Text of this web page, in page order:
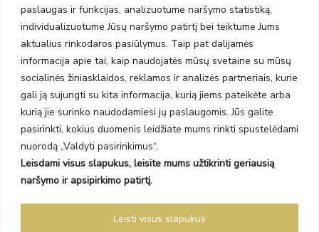
paslaugas ir funkcijas, analizuotume naršymo statistiką,
individualizuotume Jūsų naršymo patirtį bei teiktume Jums
aktualius rinkodaros pasiūlymus. Taip pat dalijamės
informacija apie tai, kaip naudojatės mūsų svetaine su mūsų
socialinės žiniasklaidos, reklamos ir analizės partneriais, kurie
gali ją sujungti su kita informacija, kurią jiems pateikėte arba
kurią jie surinko naudodamiesi jų paslaugomis. Jūs galite
pasirinkti, kokius duomenis leidžiate mums rinkti spustelėdami
nuorodą „Valdyti pasirinkimus“.
Leisdami visus slapukus, leisite mums užtikrinti geriausią
naršymo ir apsipirkimo patirtį.
Leisti visus slapukus
PC Banginis, Klaipėda
NAUJIENLAIŠKIS
Prenumeruokite ir gaukite pasiūlymus, naujienas bei riboto
leidimo kolekcijas.
SIŲSTI